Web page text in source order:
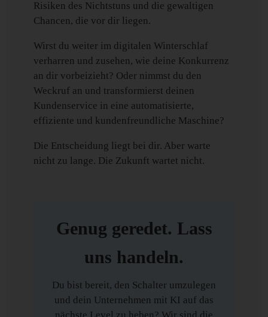
Risiken des Nichtstuns und die gewaltigen
Chancen, die vor dir liegen.
Wirst du weiter im digitalen Winterschlaf
verharren und zusehen, wie deine Konkurrenz
an dir vorbeizieht? Oder nimmst du den
Weckruf an und transformierst deinen
Kundenservice in eine automatisierte,
effiziente und kundenfreundliche Maschine?
Die Entscheidung liegt bei dir. Aber warte
nicht zu lange. Die Zukunft wartet nicht.
Genug geredet. Lass
uns handeln.
Du bist bereit, den Schalter umzulegen
und dein Unternehmen mit KI auf das